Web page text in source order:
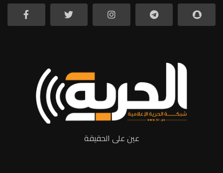
عين على الحقيقة